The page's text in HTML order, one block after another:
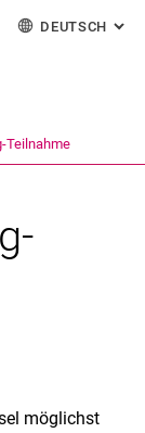
zu: Inhalt
zu: Suche
zu:
Selfservice
DEUTSCH :
Teilnahme
möglichst